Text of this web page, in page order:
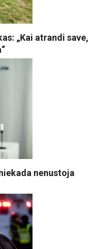
„Kai atrandi save,
nenustoja